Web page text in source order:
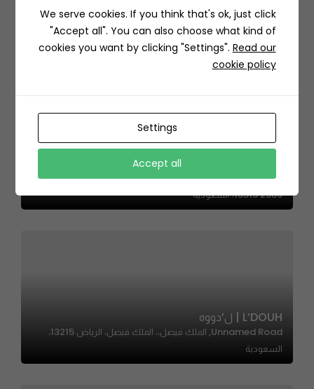
Pizza Station | بيتزا ستيشن
H5R4+HP3، السلامة، جدة 23437،، As Salamah, Jeddah
23437, Saudi Arabia
6701 طريق الأمير محمد بن سعد بن عبدالعزيز، العقيق، الرياض
13515 2589، السعودية
L’DOUH | ل’دووه
Unnamed Road, الملك فيصل،، الملك فيصل، الرياض 13215،
السعودية
We serve cookies. If you think that's ok, just click
"Accept all". You can also choose what kind of
cookies you want by clicking "Settings". Read our
cookie policy
Settings
Accept all